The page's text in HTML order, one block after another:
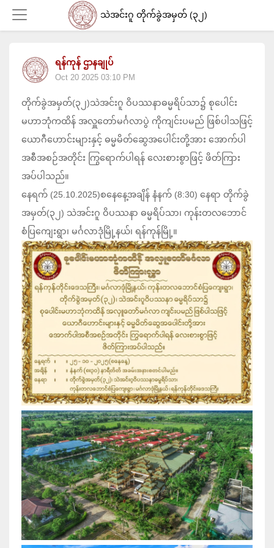
သဲအင်းဂူ တိုက်ခွဲအမှတ် (၃၂)
ရန်ကုန် ဌာနချုပ်
Oct 20 2025 03:10 PM
တိုက်ခွဲအမှတ်(၃၂)သဲအင်းဂူ ဝိပဿနာဓမ္မရိပ်သာ၌ စုပေါင်း
မဟာဘုံကထိန် အလှူတော်မင်္ဂလာပွဲ ကိုကျင်းပမည် ဖြစ်ပါသဖြင့်
ယောဂီဟောင်းများနှင့် ဓမ္မမိတ်ဆွေအပေါင်းတို့အား အောက်ပါ
အစီအစဉ်အတိုင်း ကြွရောက်ပါရန် လေးစားစွာဖြင့် ဖိတ်ကြား
အပ်ပါသည်။
နေရက် (25.10.2025)စနေနေ့အချိန် နံနက် (8:30) နေရာ တိုက်ခွဲ
အမှတ်(၃၂) သဲအင်းဂူ ဝိပဿနာ ဓမ္မရိပ်သာ၊ ကုန်းတလဘောင်
စံပြကျေးရွာ၊ မင်္ဂလာဒုံမြို့နယ်၊ ရန်ကုန်မြို့။